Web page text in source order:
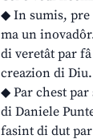
◆ In sumis, pre
ma un
di veretât par
creazion di Diu.
◆ Par chest
di Daniele
fasint di dut